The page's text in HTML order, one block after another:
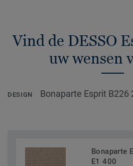
Vind de DESSO
uw wensen
DESIGN Bonaparte Esprit B226
Bonaparte
E1 400